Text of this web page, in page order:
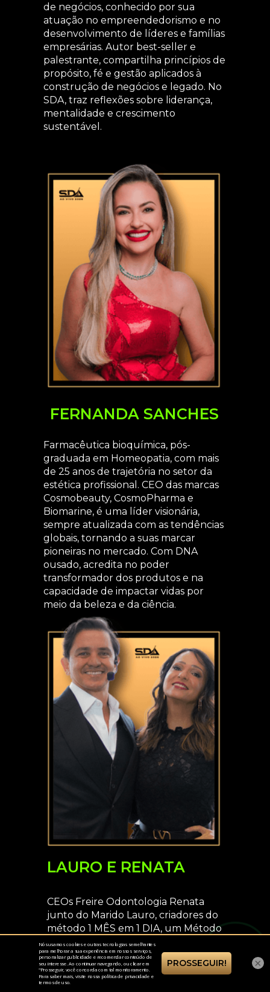
de negócios, conhecido por sua
atuação no empreendedorismo e no
desenvolvimento de líderes e famílias
empresárias. Autor best-seller e
palestrante, compartilha princípios de
propósito, fé e gestão aplicados à
construção de negócios e legado. No
SDA, traz reflexões sobre liderança,
mentalidade e crescimento
sustentável.
FERNANDA SANCHES
Farmacêutica bioquímica, pós-
graduada em Homeopatia, com mais
de 25 anos de trajetória no setor da
estética profissional. CEO das marcas
Cosmobeauty, CosmoPharma e
Biomarine, é uma líder visionária,
sempre atualizada com as tendências
globais, tornando a suas marcar
pioneiras no mercado. Com DNA
ousado, acredita no poder
transformador dos produtos e na
capacidade de impactar vidas por
meio da beleza e da ciência.
LAURO E RENATA
CEOs Freire Odontologia Renata
junto do Marido Lauro, criadores do
método 1 MÊS em 1 DIA, um Método
que faz Clínicas de saúde construir o
faturamento de 1 Mês em 1 único dia,
criadores do ACADEMIA DE LÍDERES,
treinamento de Líderes que buscam
×